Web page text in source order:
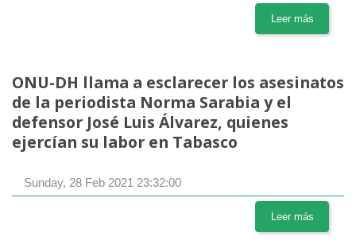
Leer más
ONU-DH llama a esclarecer los asesinatos
de la periodista Norma Sarabia y el
defensor José Luis Álvarez, quienes
ejercían su labor en Tabasco
Sunday, 28 Feb 2021 23:32:00
Leer más